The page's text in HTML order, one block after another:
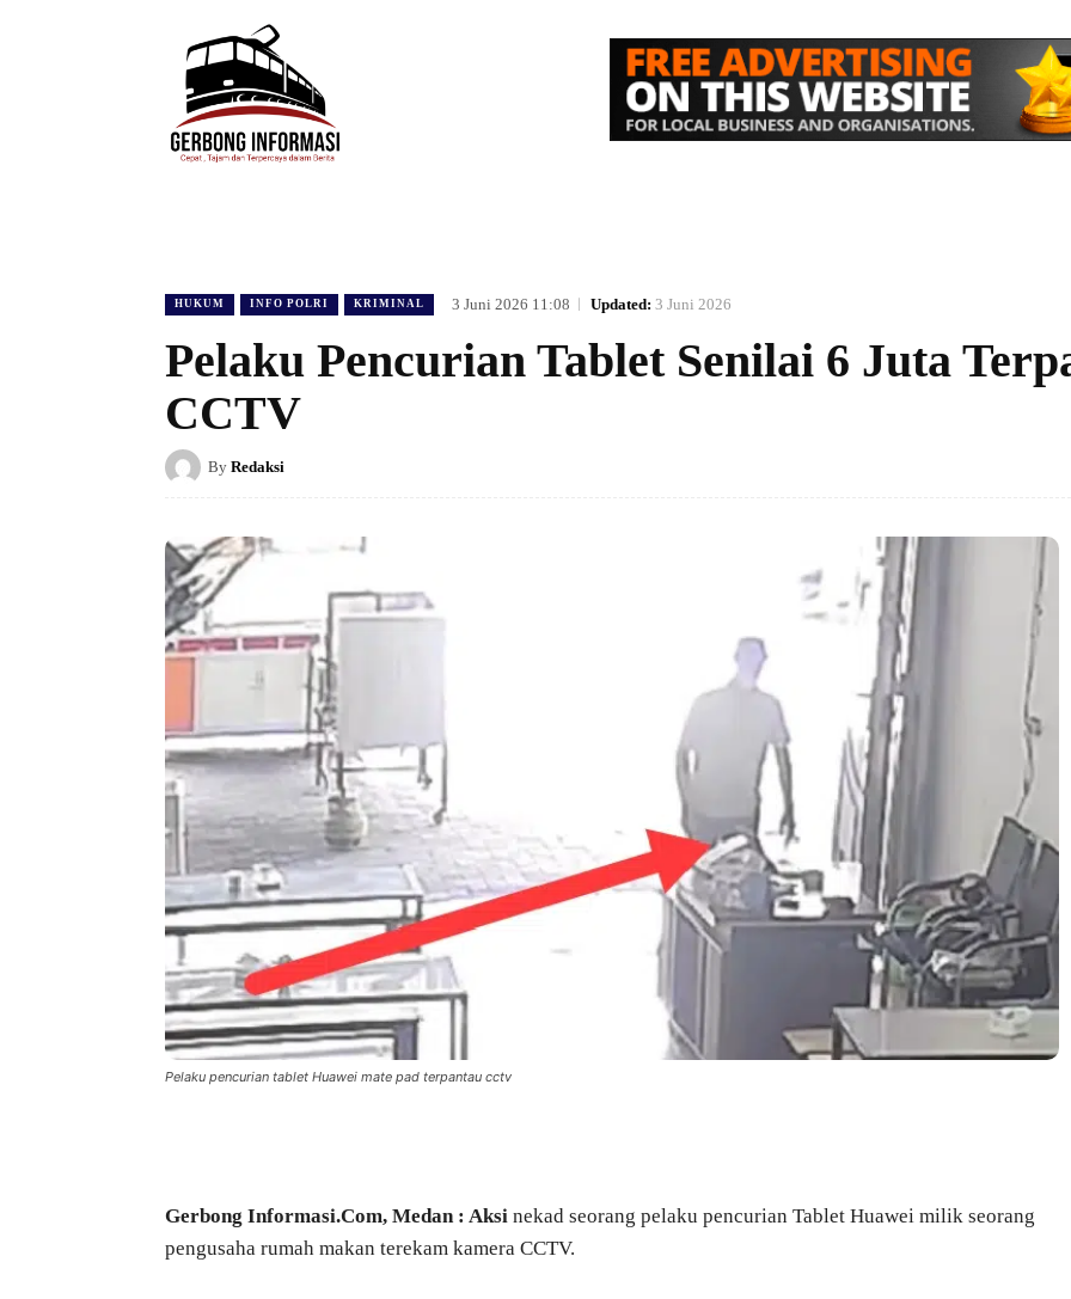
HUKUM INFO POLRI KRIMINAL 3 Juni 2026 11:08 Updated: 3 Juni 2026
Pelaku Pencurian Tablet Senilai 6 Juta
CCTV
By Redaksi
Pelaku pencurian tablet Huawei mate pad terpantau cctv
Gerbong Informasi.Com, Medan : Aksi nekad seorang pelaku pencurian Tablet Huawei milik seorang
pengusaha rumah makan terekam kamera CCTV.